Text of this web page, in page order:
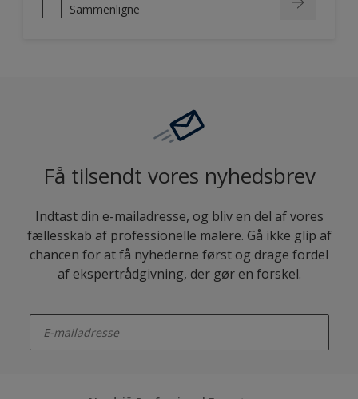
Sammenligne
Få tilsendt vores nyhedsbrev
Indtast din e-mailadresse, og bliv en del af vores
fællesskab af professionelle malere. Gå ikke glip af
chancen for at få nyhederne først og drage fordel
af ekspertrådgivning, der gør en forskel.